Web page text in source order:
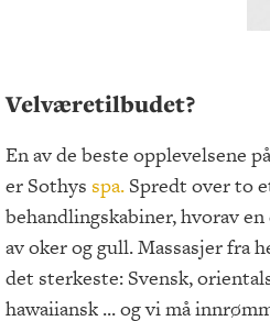
Velværetilbudet?
En av de beste opplevelsene
er Sothys spa.Spredt over to
behandlingskabiner, hvorav
av oker og gull. Massasjer fra
det sterkeste: Svensk,
hawaiiansk ... og vi må